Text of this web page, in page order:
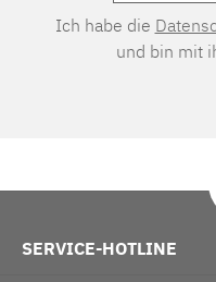
Ich habe die
und bin mit
SERVICE-HOTLINE